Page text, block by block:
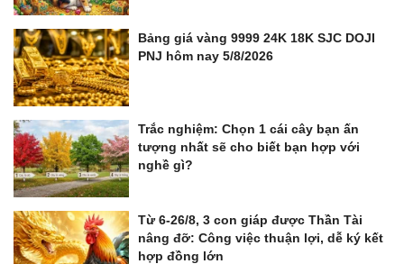
Bảng giá vàng 9999 24K 18K SJC DOJI
PNJ hôm nay 5/8/2026
Trắc nghiệm: Chọn 1 cái cây bạn ấn
tượng nhất sẽ cho biết bạn hợp với
nghề gì?
Từ 6-26/8, 3 con giáp được Thần Tài
nâng đỡ: Công việc thuận lợi, dễ ký kết
hợp đồng lớn